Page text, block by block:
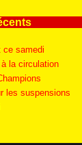
ce samedi
la circulation
les suspensions